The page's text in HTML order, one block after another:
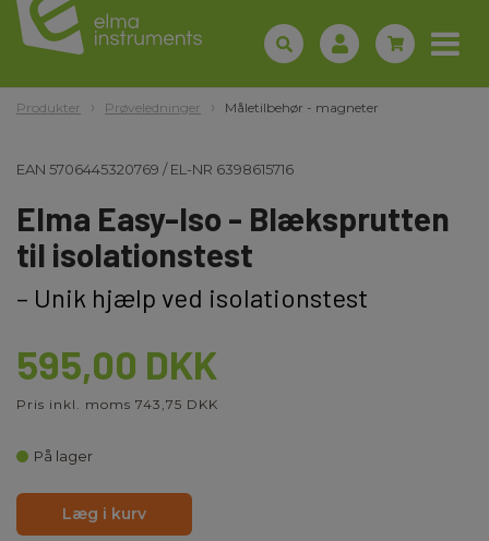
Produkter Prøveledninger Måletilbehør - magneter
EAN 5706445320769 /EL-NR 6398615716
Elma Easy-Iso - Blæksprutten
til isolationstest
– Unik hjælp ved isolationstest
595,00 DKK
Pris inkl. moms 743,75 DKK
På lager
Læg i kurv